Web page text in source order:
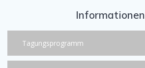
Informationen
Tagungsprogramm